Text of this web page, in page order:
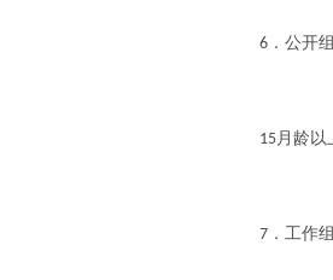
6 ．公开
15月龄以
7 ．工作